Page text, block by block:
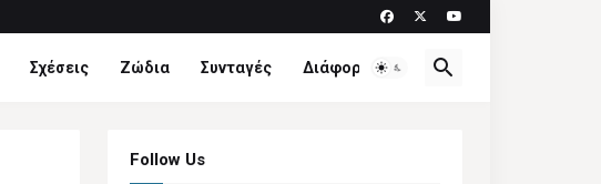
Σχέσεις Ζώδια Συνταγές Διάφορα
Follow Us